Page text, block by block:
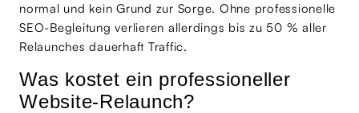
normal und kein Grund zur Sorge. Ohne professionelle
SEO-Begleitung verlieren allerdings bis zu 50 % aller
Relaunches dauerhaft Traffic.
Was kostet ein professioneller
Website-Relaunch?